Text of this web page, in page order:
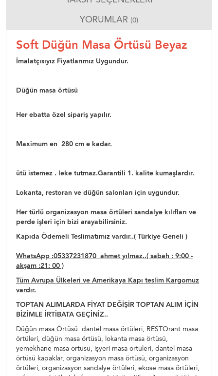
YORUMLAR (0)
Soft Düğün Masa Örtüsü Beyaz
İmalatçısıyız Fiyatlarımız Uygundur.
Düğün masa örtüsü
Her ebatta özel sipariş yapılır.
Maximum en 280 cm e kadar.
ütü istemez . leke tutmaz.Garantili 1. kalite kumaşlardır.
Lokanta, restoran ve düğün salonları için uygundur.
Her türlü organizasyon masa örtüleri sandalye kılıfları ve
perde işleri için bizi arayabilirsiniz.
Kapıda Ödemeli Teslimatımız vardır..( Türkiye Geneli )
WhatsApp :05337231870 ahmet yılmaz..( sabah : 9:00 -
akşam :21: 00 )
Tüm Avrupa Ülkeleri ve Amerikaya Kapı teslim Kargomuz
vardır.
TOPTAN ALIMLARDA FİYAT DEĞİŞİR TOPTAN ALIM İÇİN
BİZİMLE İRTİBATA GEÇİNİZ..
Düğün masa Örtüsü dantel masa örtüleri, RESTOrant masa
örtüleri, düğün masa örtüsü, lokanta masa örtüsü,
yemekhane masa örtüsü, işyeri masa örtüleri, dantel masa
örtüsü kapaklar, organizasyon masa örtüsü, organizasyon
örtüleri, organizasyon sandalye örtüleri, ekose masa örtüleri,